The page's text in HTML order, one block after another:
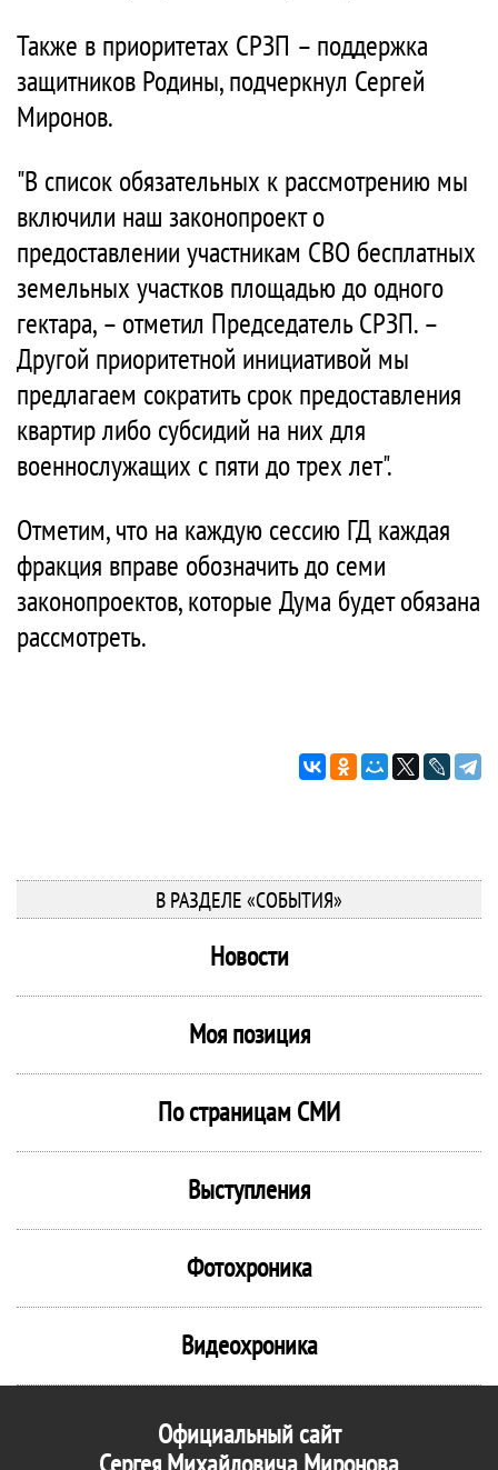
Также в приоритетах СРЗП – поддержка
защитников Родины, подчеркнул Сергей
Миронов.
"В список обязательных к рассмотрению мы
включили наш законопроект о
предоставлении участникам СВО бесплатных
земельных участков площадью до одного
гектара, – отметил Председатель СРЗП. –
Другой приоритетной инициативой мы
предлагаем сократить срок предоставления
квартир либо субсидий на них для
военнослужащих с пяти до трех лет".
Отметим, что на каждую сессию ГД каждая
фракция вправе обозначить до семи
законопроектов, которые Дума будет обязана
рассмотреть.
В РАЗДЕЛЕ «СОБЫТИЯ»
Новости
Моя позиция
По страницам СМИ
Выступления
Фотохроника
Видеохроника
Официальный сайт